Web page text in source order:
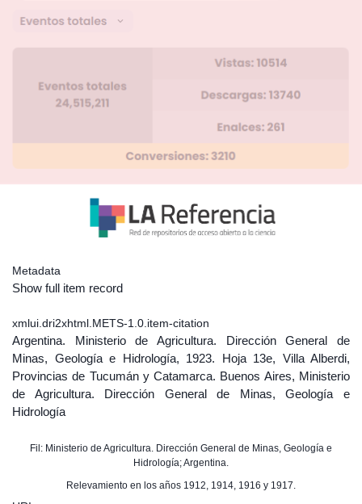
Metadata
Show full item record
xmlui.dri2xhtml.METS-1.0.item-citation
Argentina. Ministerio de Agricultura. Dirección General de
Minas, Geología e Hidrología, 1923. Hoja 13e, Villa Alberdi,
Provincias de Tucumán y Catamarca. Buenos Aires, Ministerio
de Agricultura. Dirección General de Minas, Geología e
Hidrología
Fil: Ministerio de Agricultura. Dirección General de Minas, Geología e
Hidrología; Argentina.
Relevamiento en los años 1912, 1914, 1916 y 1917.